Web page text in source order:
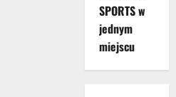
SPORTS w
jednym
miejscu